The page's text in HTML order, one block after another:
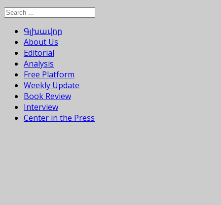
Գլխավոր
About Us
Editorial
Analysis
Free Platform
Weekly Update
Book Review
Interview
Center in the Press